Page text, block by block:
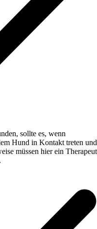
sollte es, wenn
Hund in Kontakt treten und
müssen hier ein Therapeut